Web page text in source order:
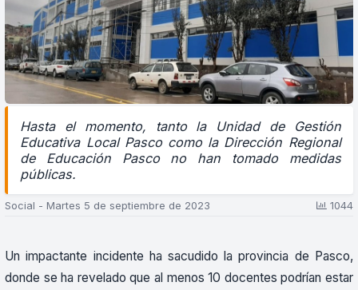
Hasta el momento, tanto la Unidad de Gestión
Educativa Local Pasco como la Dirección Regional
de Educación Pasco no han tomado medidas
públicas.
Social - Martes 5 de septiembre de 2023 1044
Un impactante incidente ha sacudido la provincia de Pasco,
donde se ha revelado que al menos 10 docentes podrían estar